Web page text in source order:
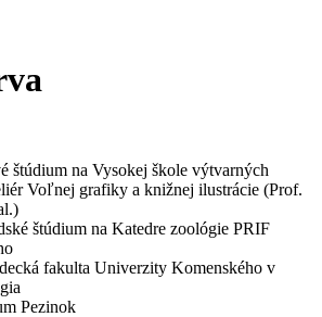
štúdium na Vysokej škole výtvarných
Voľnej grafiky a knižnej ilustrácie (Prof.
štúdium na Katedre zoológie PRIF
fakulta Univerzity Komenského v
Pezinok